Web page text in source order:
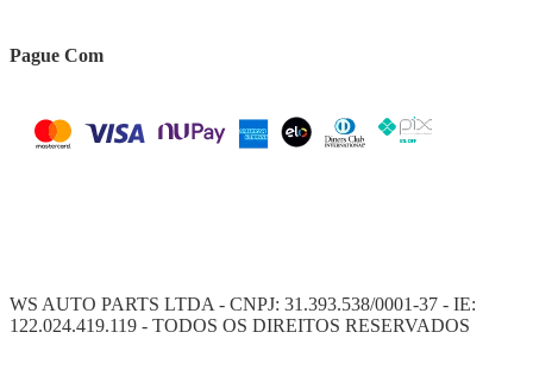
Pague Com
WS AUTO PARTS LTDA - CNPJ: 31.393.538/0001-37 - IE:
122.024.419.119 - TODOS OS DIREITOS RESERVADOS